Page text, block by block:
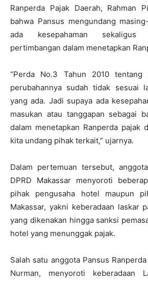
Ranperda Pajak Daerah, Rahman
bahwa Pansus mengundang
ada kesepahaman sekaligus
pertimbangan dalam menetapkan
“Perda No.3 Tahun 2010 tentang
perubahannya sudah tidak sesuai
yang ada. Jadi supaya ada
masukan atau tanggapan sebagai
dalam menetapkan Ranperda pajak
kita undang pihak terkait,” ujarnya.
Dalam pertemuan tersebut,
DPRD Makassar menyoroti
pihak pengusaha hotel maupun
Makassar, yakni keberadaan laskar
yang dikenakan hingga sanksi
hotel yang menunggak pajak.
Salah satu anggota Pansus
Nurman, menyoroti keberadaan